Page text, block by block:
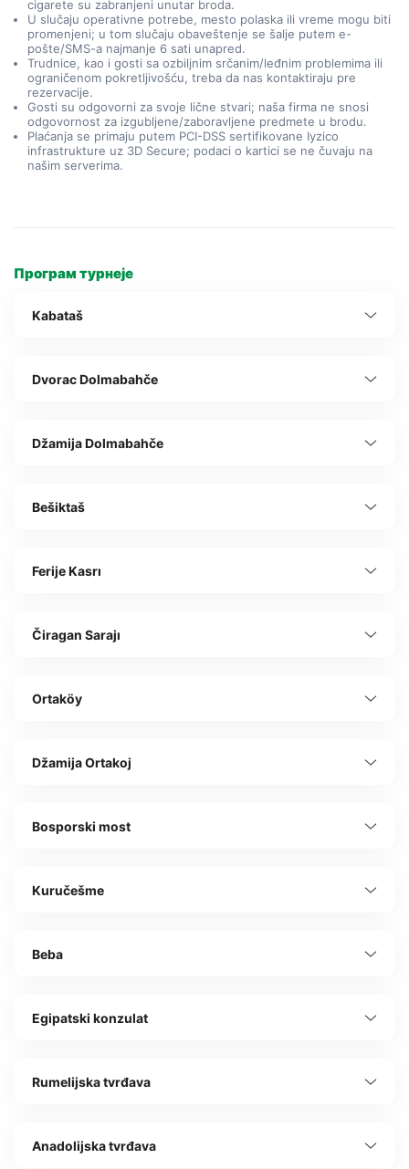
cigarete su zabranjeni unutar broda.
U slučaju operativne potrebe, mesto polaska ili vreme mogu biti
promenjeni; u tom slučaju obaveštenje se šalje putem e-
pošte/SMS-a najmanje 6 sati unapred.
Trudnice, kao i gosti sa ozbiljnim srčanim/leđnim problemima ili
ograničenom pokretljivošću, treba da nas kontaktiraju pre
rezervacije.
Gosti su odgovorni za svoje lične stvari; naša firma ne snosi
odgovornost za izgubljene/zaboravljene predmete u brodu.
Plaćanja se primaju putem PCI-DSS sertifikovane Iyzico
infrastrukture uz 3D Secure; podaci o kartici se ne čuvaju na
našim serverima.
Програм турнеје
Kabataš
Dvorac Dolmabahče
Džamija Dolmabahče
Bešiktaš
Ferije Kasrı
Čiragan Sarajı
Ortaköy
Džamija Ortakoj
Bosporski most
Kuručešme
Beba
Egipatski konzulat
Rumelijska tvrđava
Anadolijska tvrđava